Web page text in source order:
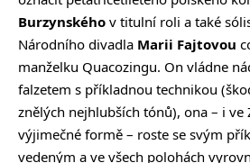
Burzynského v titulní roli a také
Národního divadla Marii Fajtovou
manželku Quacozingu. On vládne
falzetem s příkladnou technikou
znělých nejhlubších tónů), ona – i
výjimečné formě – roste se svým
vedeným a ve všech polohách